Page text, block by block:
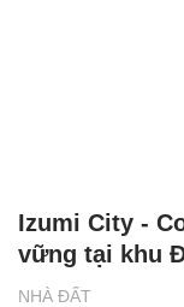
NHÀ ĐẤT
Izumi City -
vững tại khu